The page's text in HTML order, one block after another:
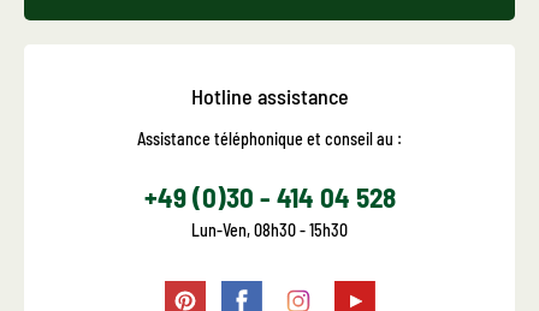
Hotline assistance
Assistance téléphonique et conseil au :
+49 (0)30 - 414 04 528
Lun-Ven, 08h30 - 15h30